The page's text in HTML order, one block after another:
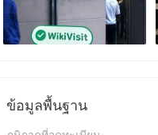
ข้อมูลพื้นฐาน